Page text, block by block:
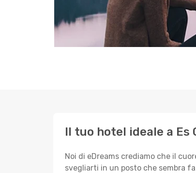
Il tuo hotel ideale a
Noi di eDreams crediamo che il
svegliarti in un posto che sembra